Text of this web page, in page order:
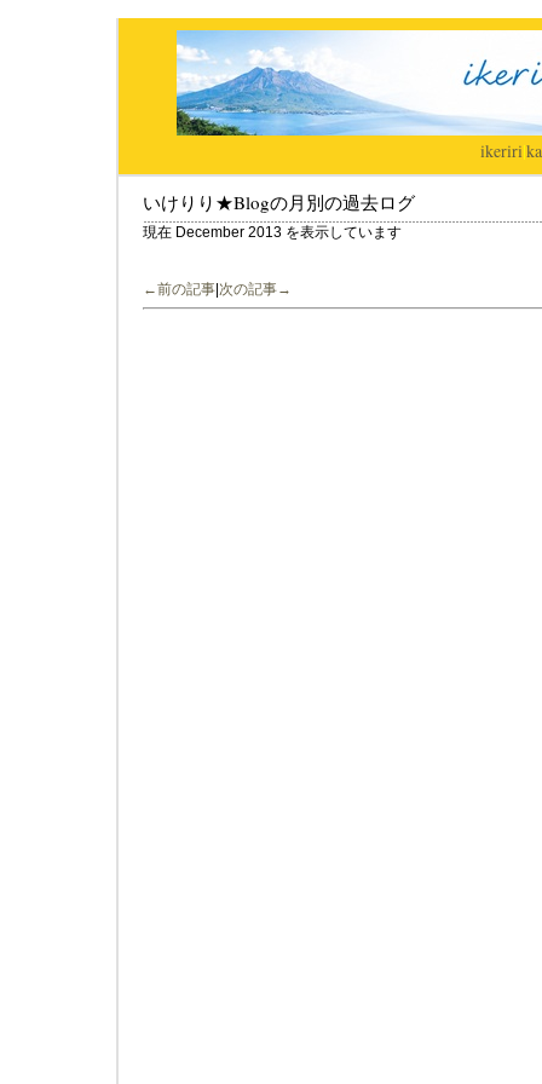
ikeriri|
いけりり★Blogの月別の過去ログ
現在 December 2013 を表示しています
←前の記事 次の記事→